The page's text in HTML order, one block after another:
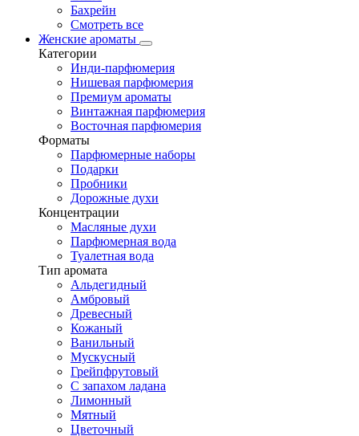
Бахрейн
Смотреть все
Женские ароматы
Категории
Инди-парфюмерия
Нишевая парфюмерия
Премиум ароматы
Винтажная парфюмерия
Восточная парфюмерия
Форматы
Парфюмерные наборы
Подарки
Пробники
Дорожные духи
Концентрации
Масляные духи
Парфюмерная вода
Туалетная вода
Тип аромата
Альдегидный
Амбровый
Древесный
Кожаный
Ванильный
Мускусный
Грейпфрутовый
С запахом ладана
Лимонный
Мятный
Цветочный